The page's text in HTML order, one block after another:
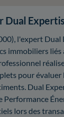
Dual
l'expert Dual
immobiliers liés
pour évaluer
Dual
Performance
lors des